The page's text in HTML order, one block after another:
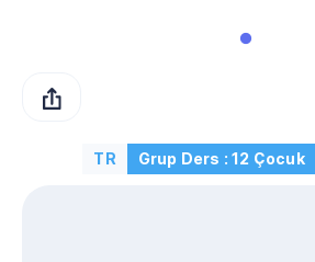
TR Grup Ders : 12 Çocuk